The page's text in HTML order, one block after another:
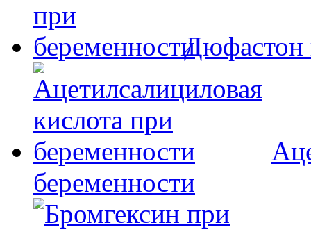
Дюфастон
беременности